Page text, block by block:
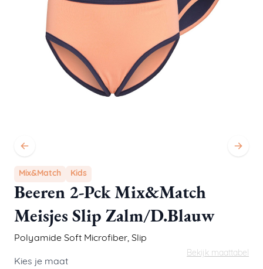
Mix&Match Kids
Beeren 2-Pck Mix&Match
Meisjes Slip Zalm/D.Blauw
Polyamide Soft Microfiber, Slip
Bekijk maattabel
Kies je maat